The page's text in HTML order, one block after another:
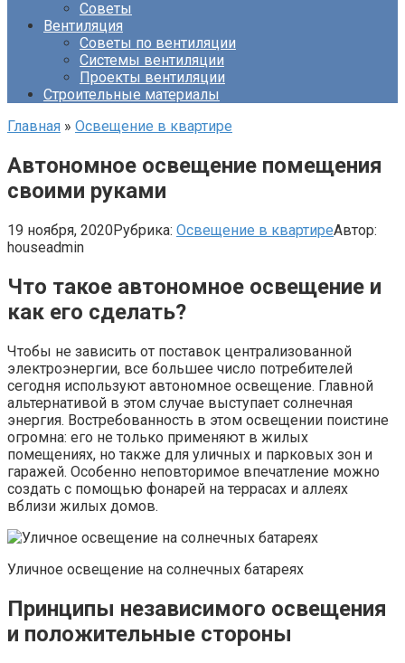
Советы
Вентиляция
Советы по вентиляции
Системы вентиляции
Проекты вентиляции
Строительные материалы
Главная » Освещение в квартире
Автономное освещение помещения
своими руками
19 ноября, 2020Рубрика: Освещение в квартиреАвтор:
houseadmin
Что такое автономное освещение и
как его сделать?
Чтобы не зависить от поставок централизованной
электроэнергии, все большее число потребителей
сегодня используют автономное освещение. Главной
альтернативой в этом случае выступает солнечная
энергия. Востребованность в этом освещении поистине
огромна: его не только применяют в жилых
помещениях, но также для уличных и парковых зон и
гаражей. Особенно неповторимое впечатление можно
создать с помощью фонарей на террасах и аллеях
вблизи жилых домов.
Уличное освещение на солнечных батареях
Принципы независимого освещения
и положительные стороны